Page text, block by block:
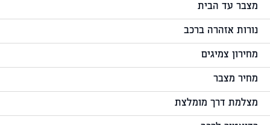
מצבר עד הבית
נורות אזהרה ברכב
מחירון צמיגים
מחיר מצבר
מצלמת דרך מומלצת